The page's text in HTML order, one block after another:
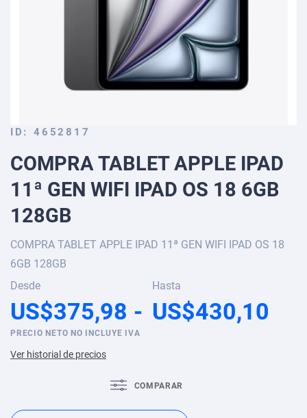
ID 4652817
COMPRA TABLET APPLE IPAD
11ª GEN WIFI IPAD OS 18 6GB
128GB
COMPRA TABLET APPLE IPAD 11ª GEN WIFI IPAD OS 18
6GB 128GB
Desde
US$375,98
Hasta
US$430,10
PRECIO NETO NO INCLUYE IVA
Ver historial de precios
COMPARAR
Skip
the
beginning
of
the
images